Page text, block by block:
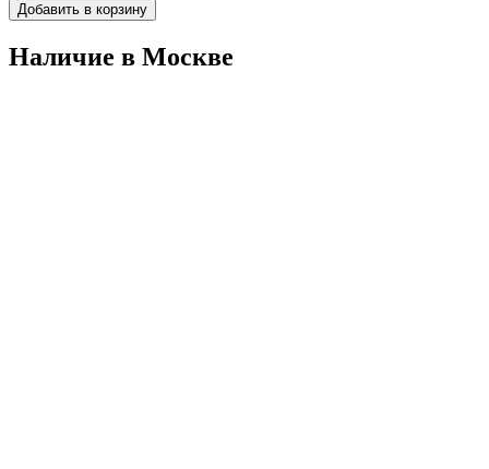
Добавить в корзину
Наличие в Москвe